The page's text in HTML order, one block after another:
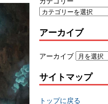
アーカイブ
アーカイブ
サイトマップ
トップに戻る